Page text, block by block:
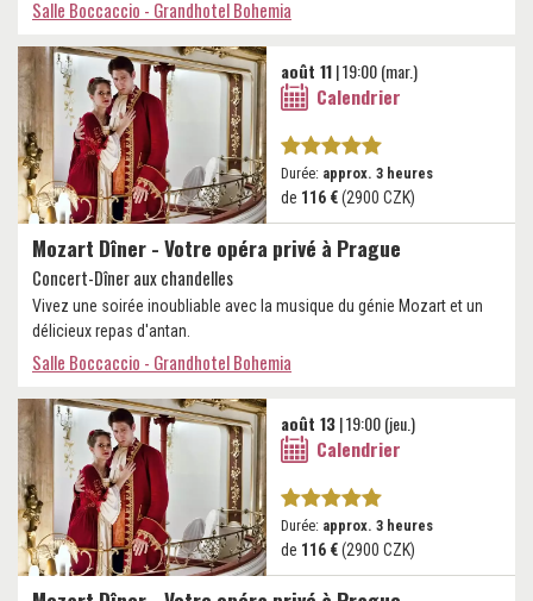
Salle Boccaccio - Grandhotel Bohemia
Mozart Dîner - Votre opéra privé à Prague
Concert-Dîner aux chandelles
Vivez une soirée inoubliable avec la musique du génie Mozart et un
délicieux repas d'antan.
Salle Boccaccio - Grandhotel Bohemia
août 11| 19:00 (mar.)
Calendrier
Durée: approx. 3 heures
de 116 €(2900 CZK)
août 13| 19:00 (jeu.)
Calendrier
Durée: approx. 3 heures
de 116 €(2900 CZK)